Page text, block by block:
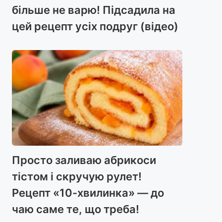
більше не варю! Підсадила на
цей рецепт усіх подруг (відео)
Просто заливаю абрикоси
тістом і скручую рулет!
Рецепт «10-хвилинка» — до
чаю саме те, що треба!